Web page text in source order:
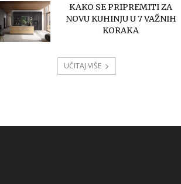
KAKO SE PRIPREMITI ZA
NOVU KUHINJU U 7 VAŽNIH
KORAKA
UČITAJ VIŠE